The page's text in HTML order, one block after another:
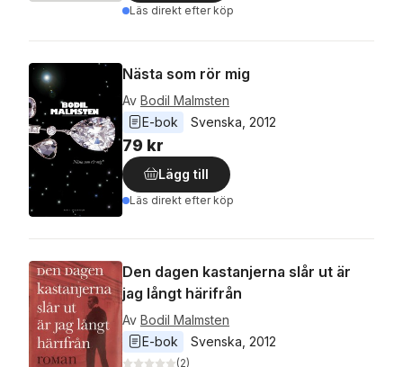
Läs direkt efter köp
Nästa som rör mig
Av Bodil Malmsten
E-bok
Svenska 2012
79 kr
Lägg till
Läs direkt efter köp
Den dagen kastanjerna slår ut är
jag långt härifrån
Av Bodil Malmsten
E-bok
Svenska 2012
(2)